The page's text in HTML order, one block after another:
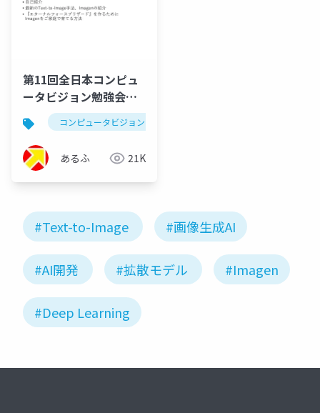
第11回全日本コンピュ
ータビジョン勉強会前
編 Imagenの紹介
コンピュータビジョン
あるふ 21K
#Text-to-Image #画像生成AI
#AI開発 #拡散モデル #Imagen
#Deep Learning